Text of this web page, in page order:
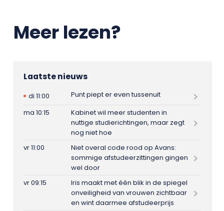
Meer lezen?
Laatste nieuws
di 11:00
Punt piept er even tussenuit
ma 10:15
Kabinet wil meer studenten in
nuttige studierichtingen, maar zegt
nog niet hoe
vr 11:00
Niet overal code rood op Avans:
sommige afstudeerzittingen gingen
wel door
vr 09:15
Iris maakt met één blik in de spiegel
onveiligheid van vrouwen zichtbaar
en wint daarmee afstudeerprijs